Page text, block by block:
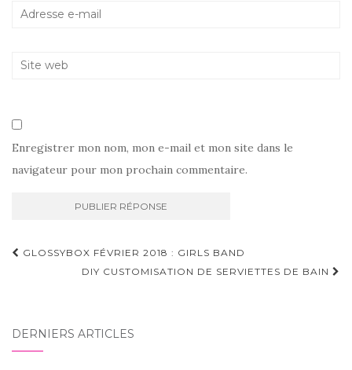
Enregistrer mon nom, mon e-mail et mon site dans le
navigateur pour mon prochain commentaire.
Navigation
d'article
GLOSSYBOX FÉVRIER 2018 : GIRLS BAND
DIY CUSTOMISATION DE SERVIETTES DE BAIN
DERNIERS ARTICLES